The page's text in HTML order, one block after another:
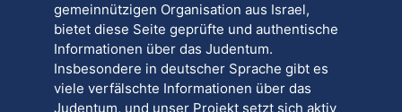
gemeinnützigen Organisation aus Israel,
bietet diese Seite geprüfte und authentische
Informationen über das Judentum.
Insbesondere in deutscher Sprache gibt es
viele verfälschte Informationen über das
Judentum, und unser Projekt setzt sich aktiv